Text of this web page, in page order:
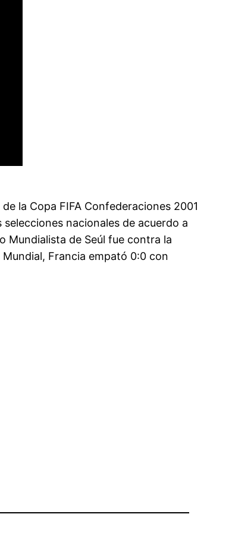
la Copa FIFA Confederaciones 2001
nacionales de acuerdo a
Mundialista de Seúl fue contra la
Francia empató 0:0 con